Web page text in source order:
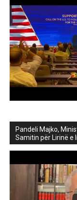
Pandeli Majko,
Samitin për Lirinë e